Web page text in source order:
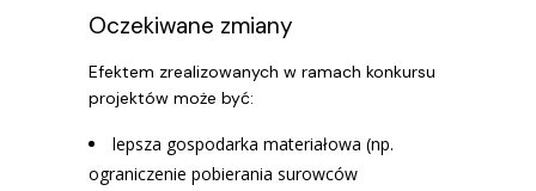
Oczekiwane zmiany
Efektem zrealizowanych w ramach konkursu
projektów może być:
lepsza gospodarka materiałowa (np.
ograniczenie pobierania surowców